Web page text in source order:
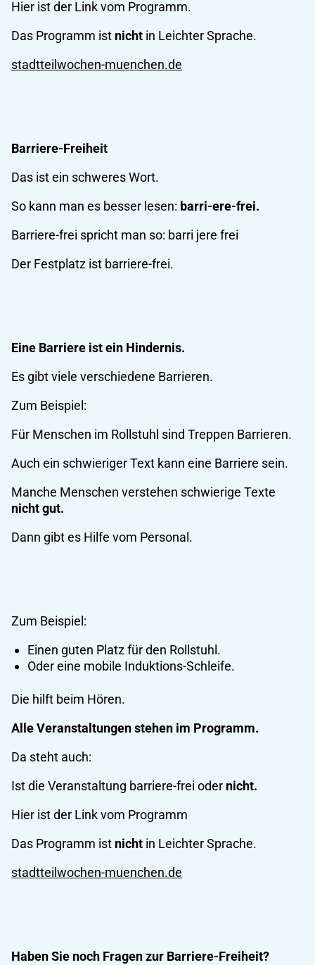
Hier ist der Link vom Programm.
Das Programm ist nicht in Leichter Sprache.
stadtteilwochen-muenchen.de
Barriere-Freiheit
Das ist ein schweres Wort.
So kann man es besser lesen: barri-ere-frei.
Barriere-frei spricht man so: barri jere frei
Der Festplatz ist barriere-frei.
Eine Barriere ist ein Hindernis.
Es gibt viele verschiedene Barrieren.
Zum Beispiel:
Für Menschen im Rollstuhl sind Treppen Barrieren.
Auch ein schwieriger Text kann eine Barriere sein.
Manche Menschen verstehen schwierige Texte
nicht gut.
Dann gibt es Hilfe vom Personal.
Zum Beispiel:
Einen guten Platz für den Rollstuhl.
Oder eine mobile Induktions-Schleife.
Die hilft beim Hören.
Alle Veranstaltungen stehen im Programm.
Da steht auch:
Ist die Veranstaltung barriere-frei oder nicht.
Hier ist der Link vom Programm
Das Programm ist nicht in Leichter Sprache.
stadtteilwochen-muenchen.de
Haben Sie noch Fragen zur Barriere-Freiheit?